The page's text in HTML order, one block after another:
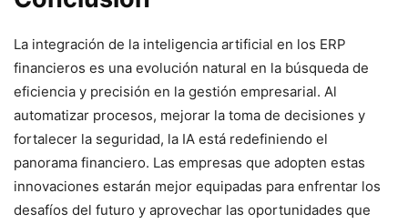
La integración de la inteligencia artificial en los ERP
financieros es una evolución natural en la búsqueda de
eficiencia y precisión en la gestión empresarial. Al
automatizar procesos, mejorar la toma de decisiones y
fortalecer la seguridad, la IA está redefiniendo el
panorama financiero. Las empresas que adopten estas
innovaciones estarán mejor equipadas para enfrentar los
desafíos del futuro y aprovechar las oportunidades que